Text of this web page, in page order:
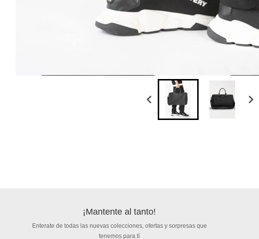
¡Mantente al tanto!
Enterate de todas las nuevas colecciones, ofertas y sorpresas que
tenemos para tí